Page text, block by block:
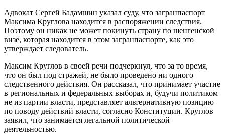
Адвокат Сергей Бадамшин указал суду, что загранпаспорт
Максима Круглова находится в распоряжении следствия.
Поэтому он никак не может покинуть страну по шенгенской
визе, которая находится в этом загранпаспорте, как это
утверждает следователь.
Максим Круглов в своей речи подчеркнул, что за то время,
что он был под стражей, не было проведено ни одного
следственного действия. Он рассказал, что принимает участие
в региональных и федеральных выборах и, будучи политиком
не из партии власти, представляет альтернативную позицию
по поводу действий власти, согласно Конституции. Круглов
заявил, что занимается легальной политической
деятельностью.